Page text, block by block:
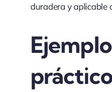
duradera y aplicable